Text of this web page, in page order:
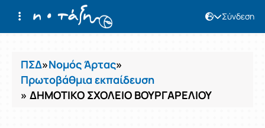
Σύνδεση
Μαθήματα
ΠΣΔ»Νομός Άρτας»
Πρωτοβάθμια εκπαίδευση
» ΔΗΜΟΤΙΚΟ ΣΧΟΛΕΙΟ ΒΟΥΡΓΑΡΕΛΙΟΥ